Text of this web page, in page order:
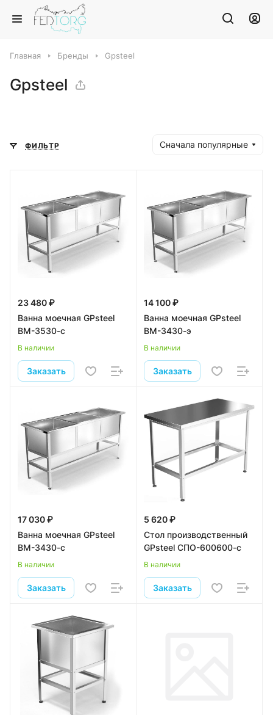
Главная Бренды Gpsteel
Gpsteel
ФИЛЬТР Сначала популярные
23 480 ₽
Ванна моечная GPsteel
ВМ-3530-с
В наличии
Заказать
14 100 ₽
Ванна моечная GPsteel
ВМ-3430-э
В наличии
Заказать
17 030 ₽
Ванна моечная GPsteel
ВМ-3430-с
В наличии
Заказать
5 620 ₽
Стол производственный
GPsteel СПО-600600-с
В наличии
Заказать